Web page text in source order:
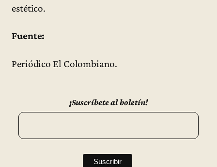
estético.
Fuente:
Periódico El Colombiano.
¡Suscríbete al boletín!